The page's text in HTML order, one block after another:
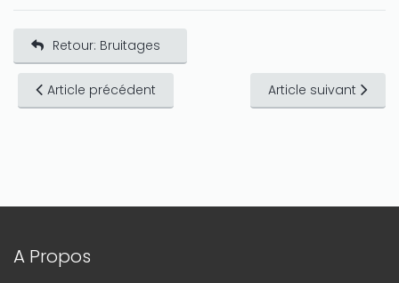
Retour: Bruitages
Article précédent Article suivant
A Propos